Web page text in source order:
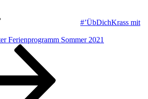
#’ÜbDichKrass mit
Ferienprogramm Sommer 2021